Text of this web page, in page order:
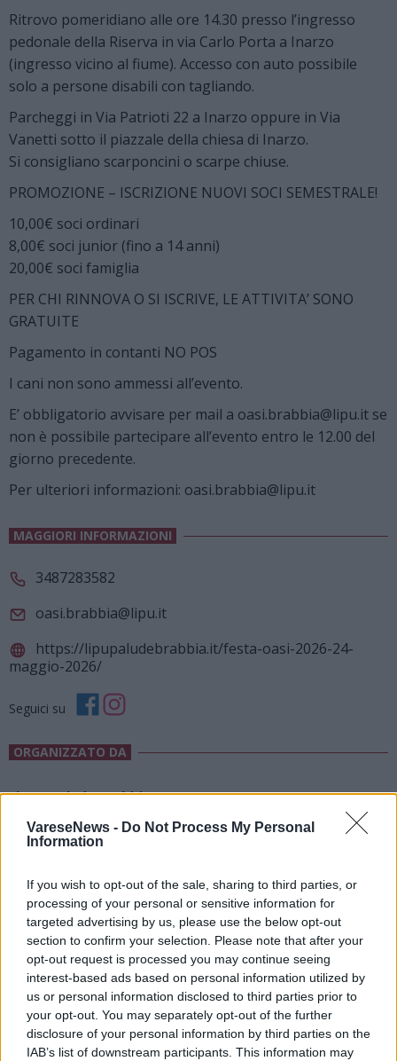
VareseNews - Do Not Process My Personal
Information
If you wish to opt-out of the sale, sharing to third parties, or
processing of your personal or sensitive information for
targeted advertising by us, please use the below opt-out
section to confirm your selection. Please note that after your
opt-out request is processed you may continue seeing
interest-based ads based on personal information utilized by
us or personal information disclosed to third parties prior to
your opt-out. You may separately opt-out of the further
disclosure of your personal information by third parties on the
IAB’s list of downstream participants. This information may
Ritrovo pomeridiano alle ore 14.30 presso l’ingresso
pedonale della Riserva in via Carlo Porta a Inarzo
(ingresso vicino al fiume). Accesso con auto possibile
solo a persone disabili con tagliando.
Parcheggi in Via Patrioti 22 a Inarzo oppure in Via
Vanetti sotto il piazzale della chiesa di Inarzo.
Si consigliano scarponcini o scarpe chiuse.
PROMOZIONE – ISCRIZIONE NUOVI SOCI SEMESTRALE!
10,00€ soci ordinari
8,00€ soci junior (fino a 14 anni)
20,00€ soci famiglia
PER CHI RINNOVA O SI ISCRIVE, LE ATTIVITA’ SONO
GRATUITE
Pagamento in contanti NO POS
I cani non sono ammessi all’evento.
E’ obbligatorio avvisare per mail a oasi.brabbia@lipu.it se
non è possibile partecipare all’evento entro le 12.00 del
giorno precedente.
Per ulteriori informazioni: oasi.brabbia@lipu.it
MAGGIORI INFORMAZIONI
3487283582
oasi.brabbia@lipu.it
https://lipupaludebrabbia.it/festa-oasi-2026-24-
maggio-2026/
Seguici su
ORGANIZZATO DA
Lipu – Palude Brabbia
15 Maggio 2026